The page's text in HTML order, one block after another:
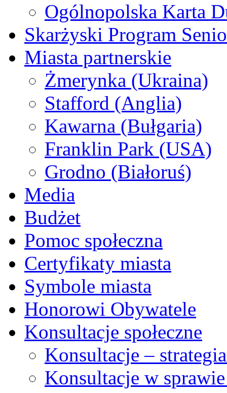
Ogólnopolska Karta
Skarżyski Program
Miasta partnerskie
Żmerynka (Ukraina)
Stafford (Anglia)
Kawarna (Bułgaria)
Franklin Park (USA)
Grodno (Białoruś)
Media
Budżet
Pomoc społeczna
Certyfikaty miasta
Symbole miasta
Honorowi Obywatele
Konsultacje społeczne
Konsultacje –
Konsultacje w